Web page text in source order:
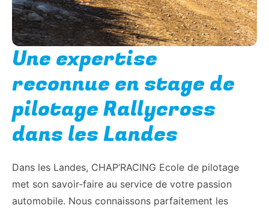
Une expertise
reconnue en stage de
pilotage Rallycross
dans les Landes
Dans les Landes, CHAP’RACING Ecole de pilotage
met son savoir-faire au service de votre passion
automobile. Nous connaissons parfaitement les